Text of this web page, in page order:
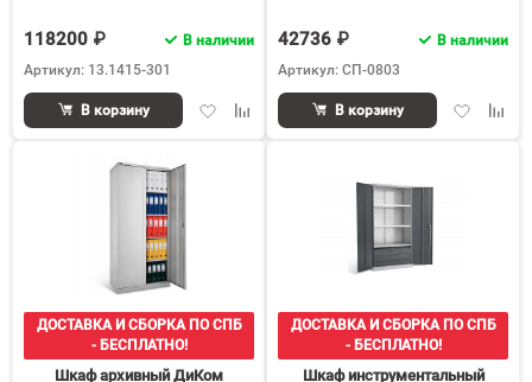
118200 ₽
В наличии
Артикул: 13.1415-301
ДобавитьДобавить
В корзину
42736 ₽
В наличии
Артикул: СП-0803
Добавить
В корзину
ДОСТАВКА И СБОРКА ПО СПБ
- БЕСПЛАТНО!
Шкаф архивный ДиКом
ДОСТАВКА И СБОРКА ПО СПБ
- БЕСПЛАТНО!
Шкаф инструментальный